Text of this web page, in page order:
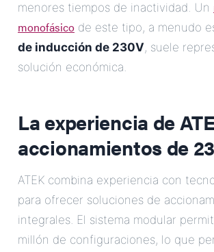
menores tiempos de inactividad. Un
monofásico de este tipo, a menudo
de inducción de 230V, suele
solución económica.
La experiencia de
accionamientos de
ATEK combina experiencia con
para ofrecer soluciones de
integrales. El sistema modular
millón de configuraciones, lo que